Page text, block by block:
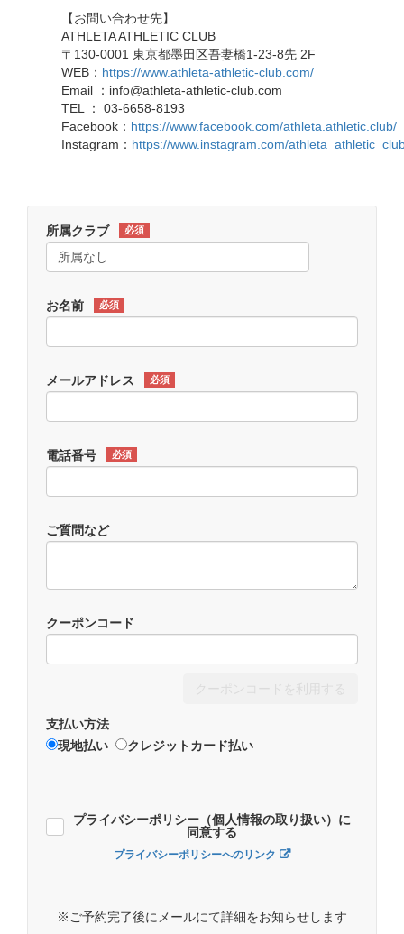
【お問い合わせ先】
ATHLETA ATHLETIC CLUB
〒130-0001 東京都墨田区吾妻橋1-23-8先 2F
WEB： https://www.athleta-athletic-club.com/
Email ：info@athleta-athletic-club.com
TEL ： 03-6658-8193
Facebook： https://www.facebook.com/athleta.athletic.club/
Instagram： https://www.instagram.com/
所属クラブ 必須
お名前 必須
メールアドレス 必須
電話番号 必須
ご質問など
クーポンコード
支払い方法
現地払い
クレジットカード払い
プライバシーポリシー（個人情報の取り扱い）に
同意する
プライバシーポリシーへのリンク
※ご予約完了後にメールにて詳細をお知らせします